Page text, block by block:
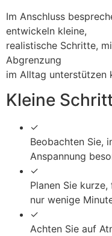
Im Anschluss
entwickeln kleine,
realistische Schritte,
Abgrenzung
im Alltag unterstützen
Kleine
✓
Beobachten Sie,
Anspannung
✓
Planen Sie
nur wenige
✓
Achten Sie auf